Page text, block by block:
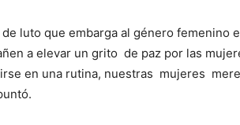
de luto que embarga al género femenino
a elevar un grito de paz por las
en una rutina, nuestras mujeres